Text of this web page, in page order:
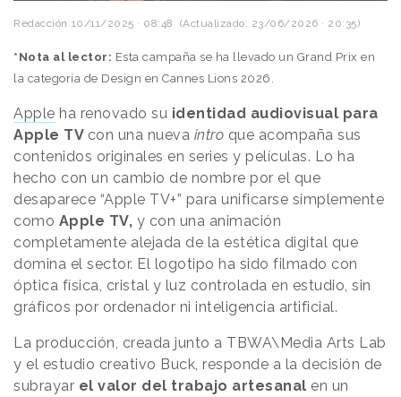
Redacción 10/11/2025 · 08:48 (Actualizado: 23/06/2026 · 20:35)
*Nota al lector: Esta campaña se ha llevado un Grand Prix en
la categoría de Design en Cannes Lions 2026.
Apple ha renovado su identidad audiovisual para
Apple TV con una nueva intro que acompaña sus
contenidos originales en series y películas. Lo ha
hecho con un cambio de nombre por el que
desaparece “Apple TV+” para unificarse simplemente
como Apple TV, y con una animación
completamente alejada de la estética digital que
domina el sector. El logotipo ha sido filmado con
óptica física, cristal y luz controlada en estudio, sin
gráficos por ordenador ni inteligencia artificial.
La producción, creada junto a TBWA\Media Arts Lab
y el estudio creativo Buck, responde a la decisión de
subrayar el valor del trabajo artesanal en un